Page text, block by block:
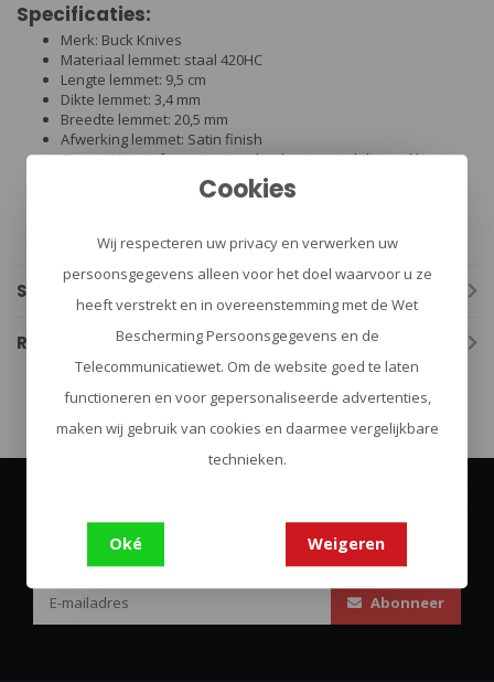
Specificaties:
Merk: Buck Knives
Materiaal lemmet: staal 420HC
Lengte lemmet: 9,5 cm
Dikte lemmet: 3,4 mm
Breedte lemmet: 20,5 mm
Afwerking lemmet: Satin finish
Greep: Massief messing ingelegd met gestabiliseerd hout
Vergrendeling: Lockback
Wordt compleet geleverd met lederen riemetui
Specificaties
Reviews
Abonneer je op onze nieuwsbrief
Blijf op de hoogte over onze laatste acties
Abonneer
Cookies
Wij respecteren uw privacy en verwerken uw
persoonsgegevens alleen voor het doel waarvoor u ze
heeft verstrekt en in overeenstemming met de Wet
Bescherming Persoonsgegevens en de
Telecommunicatiewet. Om de website goed te laten
functioneren en voor gepersonaliseerde advertenties,
maken wij gebruik van cookies en daarmee vergelijkbare
technieken.
Oké Weigeren